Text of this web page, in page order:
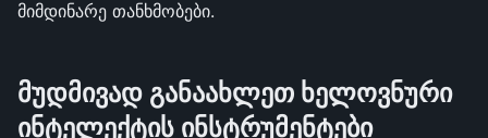
მიმდინარე თანხმობები.
მუდმივად განაახლეთ ხელოვნური
ინტელექტის ინსტრუმენტები